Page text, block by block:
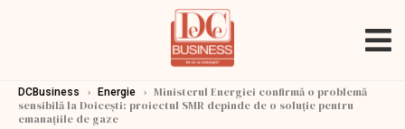
DCBusiness › Energie › Ministerul Energiei confirmă o problemă
sensibilă la Doicești: proiectul SMR depinde de o soluție pentru
emanațiile de gaze